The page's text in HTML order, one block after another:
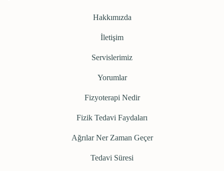
Hakkımızda
İletişim
Servislerimiz
Yorumlar
Fizyoterapi Nedir
Fizik Tedavi Faydaları
Ağrılar Ner Zaman Geçer
Tedavi Süresi